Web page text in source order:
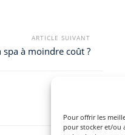
Pour offrir les
pour stocker et/ou
ARTICLE SUIVANT
à moindre coût ?